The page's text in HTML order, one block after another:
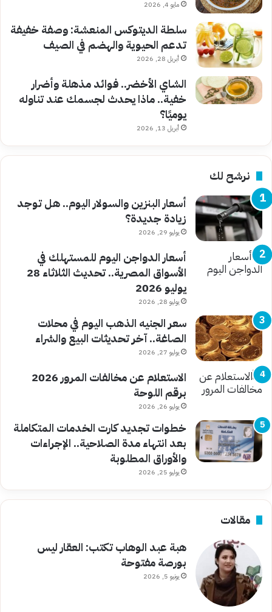
مايو 4, 2026
سلطة الديتوكس المنعشة: وصفة خفيفة
تدعم الحيوية والهضم في الصيف
أبريل 28, 2026
الشاي الأخضر.. فوائد مذهلة وأضرار
خفية.. ماذا يحدث لجسمك عند تناوله
يوميًا؟
أبريل 13, 2026
نرشح لك
أسعار البنزين والسولار اليوم.. هل توجد
زيادة جديدة؟
يوليو 29, 2026
أسعار الدواجن اليوم للمستهلك في
الأسواق المصرية.. تحديث الثلاثاء 28
يوليو 2026
يوليو 28, 2026
سعر الجنيه الذهب اليوم في محلات
الصاغة.. آخر تحديثات البيع والشراء
يوليو 27, 2026
الاستعلام عن مخالفات المرور 2026
برقم اللوحة
يوليو 26, 2026
خطوات تجديد كارت الخدمات المتكاملة
بعد انتهاء مدة الصلاحية.. الإجراءات
والأوراق المطلوبة
يوليو 25, 2026
مقالات
هبة عبد الوهاب تكتب: العقار ليس
بورصة مفتوحة
يونيو 5, 2026